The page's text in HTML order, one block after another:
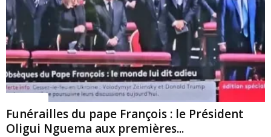
Funérailles du pape François : le Président
Oligui Nguema aux premières...